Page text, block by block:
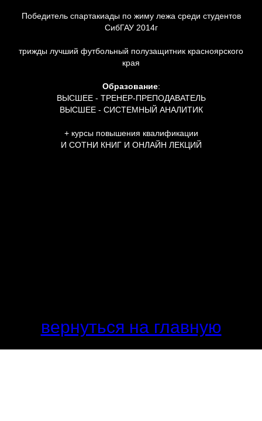
Победитель спартакиады по жиму лежа среди студентов
СибГАУ 2014г
трижды лучший футбольный полузащитник красноярского
края
Образование:
ВЫСШЕЕ - ТРЕНЕР-ПРЕПОДАВАТЕЛЬ
ВЫСШЕЕ - СИСТЕМНЫЙ АНАЛИТИК
+ курсы повышения квалификации
И СОТНИ КНИГ И ОНЛАЙН ЛЕКЦИЙ
вернуться на главную